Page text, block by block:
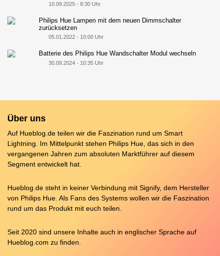
10.09.2025 - 8:30 Uhr
Philips Hue Lampen mit dem neuen Dimmschalter
zurücksetzen
05.01.2022 - 10:00 Uhr
Batterie des Philips Hue Wandschalter Modul wechseln
30.09.2024 - 10:35 Uhr
Über uns
Auf Hueblog.de teilen wir die Faszination rund um Smart
Lightning. Im Mittelpunkt stehen Philips Hue, das sich in den
vergangenen Jahren zum absoluten Marktführer auf diesem
Segment entwickelt hat.
Hueblog.de steht in keiner Verbindung mit Signify, dem Hersteller
von Philips Hue. Als Fans des Systems wollen wir die Faszination
rund um das Produkt mit euch teilen.
Seit 2020 sind unsere Inhalte auch in englischer Sprache auf
Hueblog.com zu finden.